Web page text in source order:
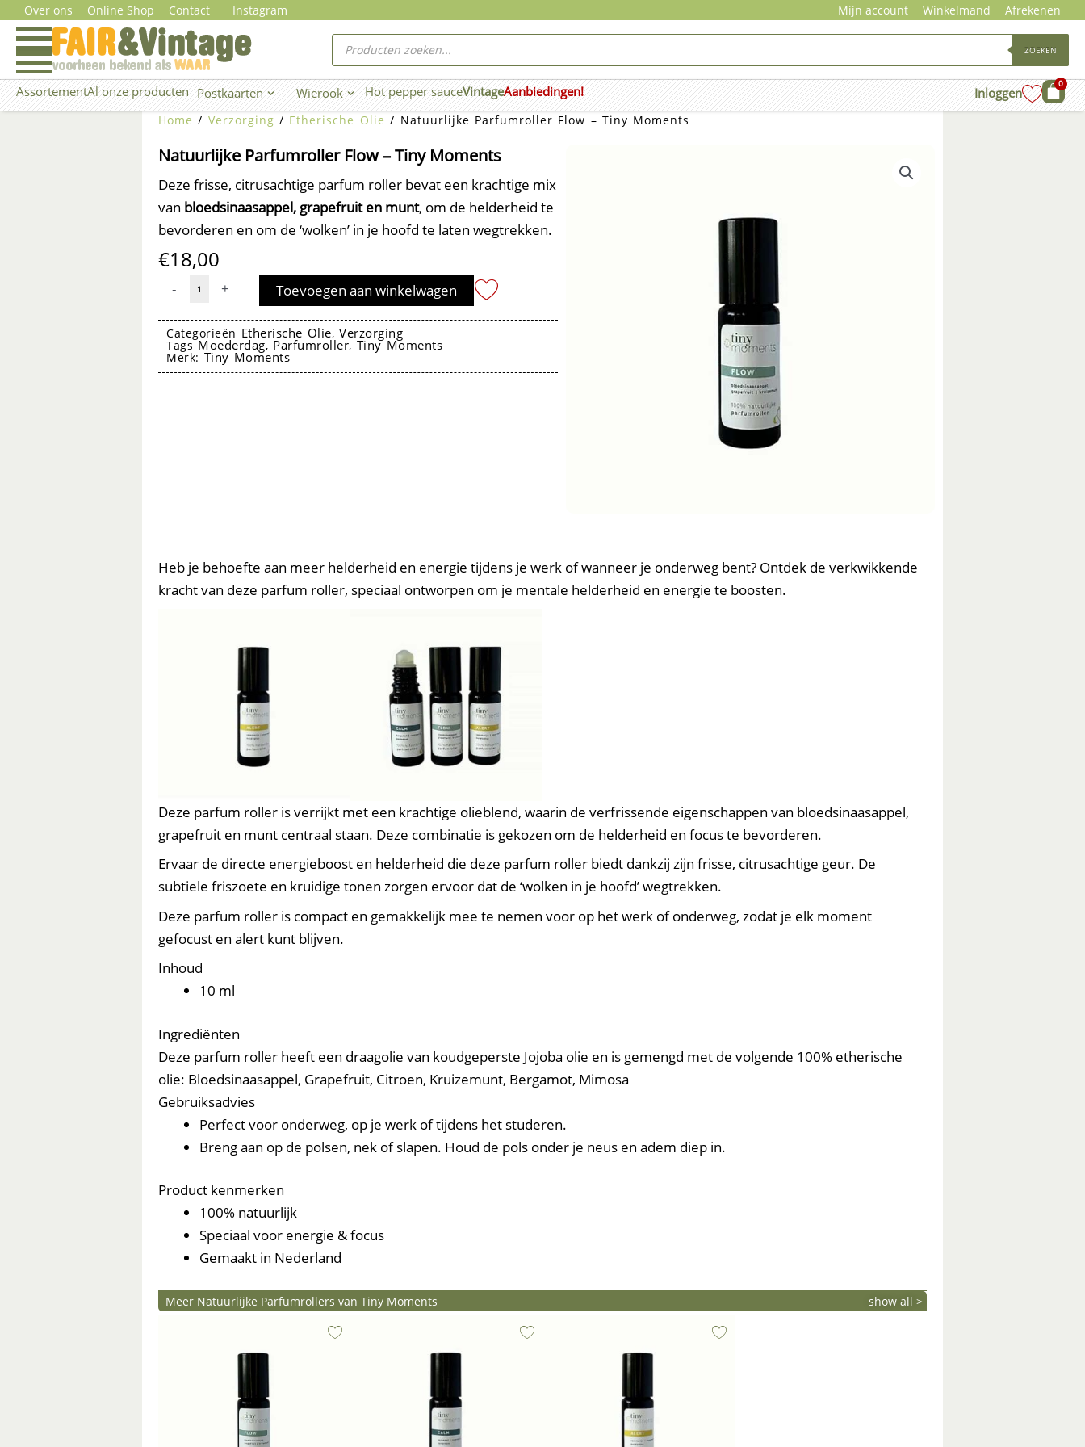
naar
inhoud
Over ons Online Shop Contact Instagram Mijn account Winkelmand Afrekenen
Producten
zoeken ZOEKEN
AssortementAl onze producten Postkaarten Open Postkaarten
Wierook Open Wierook
Hot pepper sauceVintageAanbiedingen! Inloggen
0
Home / Verzorging / Etherische Olie / Natuurlijke Parfumroller Flow – Tiny Moments
Natuurlijke Parfumroller Flow – Tiny Moments
Deze frisse, citrusachtige parfum roller bevat een krachtige mix
van bloedsinaasappel, grapefruit en munt, om de helderheid te
bevorderen en om de ‘wolken’ in je hoofd te laten wegtrekken.
€18,00
-
Natuurlijke
Flow
Tiny
+ Toevoegen aan winkelwagen
Categorieën Etherische Olie,Verzorging
Tags Moederdag, Parfumroller, Tiny Moments
Merk: Tiny Moments
Heb je behoefte aan meer helderheid en energie tijdens je werk of wanneer je onderweg bent? Ontdek de verkwikkende
kracht van deze parfum roller, speciaal ontworpen om je mentale helderheid en energie te boosten.
Deze parfum roller is verrijkt met een krachtige olieblend, waarin de verfrissende eigenschappen van bloedsinaasappel,
grapefruit en munt centraal staan. Deze combinatie is gekozen om de helderheid en focus te bevorderen.
Ervaar de directe energieboost en helderheid die deze parfum roller biedt dankzij zijn frisse, citrusachtige geur. De
subtiele friszoete en kruidige tonen zorgen ervoor dat de ‘wolken in je hoofd’ wegtrekken.
Deze parfum roller is compact en gemakkelijk mee te nemen voor op het werk of onderweg, zodat je elk moment
gefocust en alert kunt blijven.
Inhoud
10 ml
Ingrediënten
Deze parfum roller heeft een draagolie van koudgeperste Jojoba olie en is gemengd met de volgende 100% etherische
olie: Bloedsinaasappel, Grapefruit, Citroen, Kruizemunt, Bergamot, Mimosa
Gebruiksadvies
Perfect voor onderweg, op je werk of tijdens het studeren.
Breng aan op de polsen, nek of slapen. Houd de pols onder je neus en adem diep in.
Product kenmerken
100% natuurlijk
Speciaal voor energie & focus
Gemaakt in Nederland
Meer Natuurlijke Parfumrollers van Tiny Moments show all >